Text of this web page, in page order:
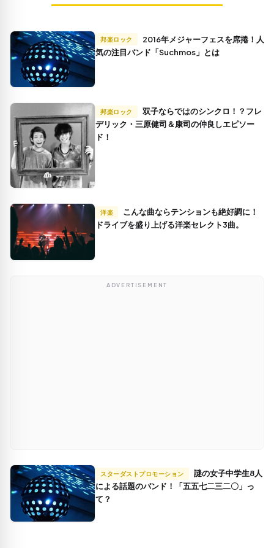
邦楽ロック
気の注目バンド「Suchmos」とは
邦楽ロック
デリック・三原健司＆康司の仲良しエピソー
ド！
洋楽
ドライブを盛り上げる洋楽セレクト3曲。
ADVERTISEMENT
スターダストプロモーション
による話題のバンド！「五五七二三二〇」っ
て？